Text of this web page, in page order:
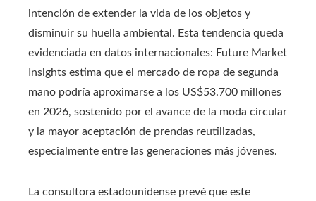
intención de extender la vida de los objetos y
disminuir su huella ambiental. Esta tendencia queda
evidenciada en datos internacionales: Future Market
Insights estima que el mercado de ropa de segunda
mano podría aproximarse a los US$53.700 millones
en 2026, sostenido por el avance de la moda circular
y la mayor aceptación de prendas reutilizadas,
especialmente entre las generaciones más jóvenes.
La consultora estadounidense prevé que este